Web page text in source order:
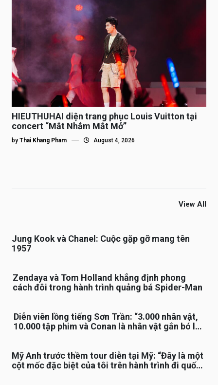
HIEUTHUHAI diện trang phục Louis Vuitton tại
concert “Mắt Nhắm Mắt Mở”
by Thai Khang Pham August 4, 2026
View All
Jung Kook và Chanel: Cuộc gặp gỡ mang tên
1957
Zendaya và Tom Holland khẳng định phong
cách đôi trong hành trình quảng bá Spider-Man
Diễn viên lồng tiếng Sơn Trần: “3.000 nhân vật,
10.000 tập phim và Conan là nhân vật gắn bó lâu
Mỹ Anh trước thềm tour diễn tại Mỹ: “Đây là một
cột mốc đặc biệt của tôi trên hành trình đi quốc